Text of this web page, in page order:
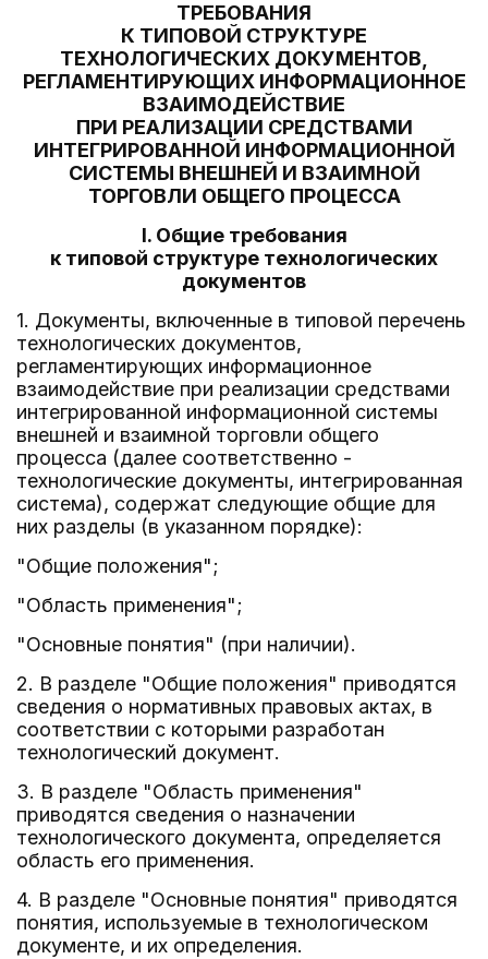
ТРЕБОВАНИЯ
К ТИПОВОЙ СТРУКТУРЕ
ТЕХНОЛОГИЧЕСКИХ ДОКУМЕНТОВ,
РЕГЛАМЕНТИРУЮЩИХ ИНФОРМАЦИОННОЕ
ВЗАИМОДЕЙСТВИЕ
ПРИ РЕАЛИЗАЦИИ СРЕДСТВАМИ
ИНТЕГРИРОВАННОЙ ИНФОРМАЦИОННОЙ
СИСТЕМЫ ВНЕШНЕЙ И ВЗАИМНОЙ
ТОРГОВЛИ ОБЩЕГО ПРОЦЕССА
I. Общие требования
к типовой структуре технологических
документов
1. Документы, включенные в типовой перечень
технологических документов,
регламентирующих информационное
взаимодействие при реализации средствами
интегрированной информационной системы
внешней и взаимной торговли общего
процесса (далее соответственно -
технологические документы, интегрированная
система), содержат следующие общие для
них разделы (в указанном порядке):
"Общие положения";
"Область применения";
"Основные понятия" (при наличии).
2. В разделе "Общие положения" приводятся
сведения о нормативных правовых актах, в
соответствии с которыми разработан
технологический документ.
3. В разделе "Область применения"
приводятся сведения о назначении
технологического документа, определяется
область его применения.
4. В разделе "Основные понятия" приводятся
понятия, используемые в технологическом
документе, и их определения.